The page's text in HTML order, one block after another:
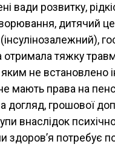
вади розвитку,
дитячий
отримала тяжку
не встановлено
мають права на
догляд, грошової
внаслідок
здоров’я потребує